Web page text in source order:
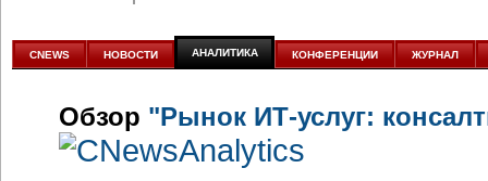
аналитике
CNEWS НОВОСТИ АНАЛИТИКА КОНФЕРЕНЦИИ ЖУРНАЛ
Обзор "Рынок ИТ-услуг: